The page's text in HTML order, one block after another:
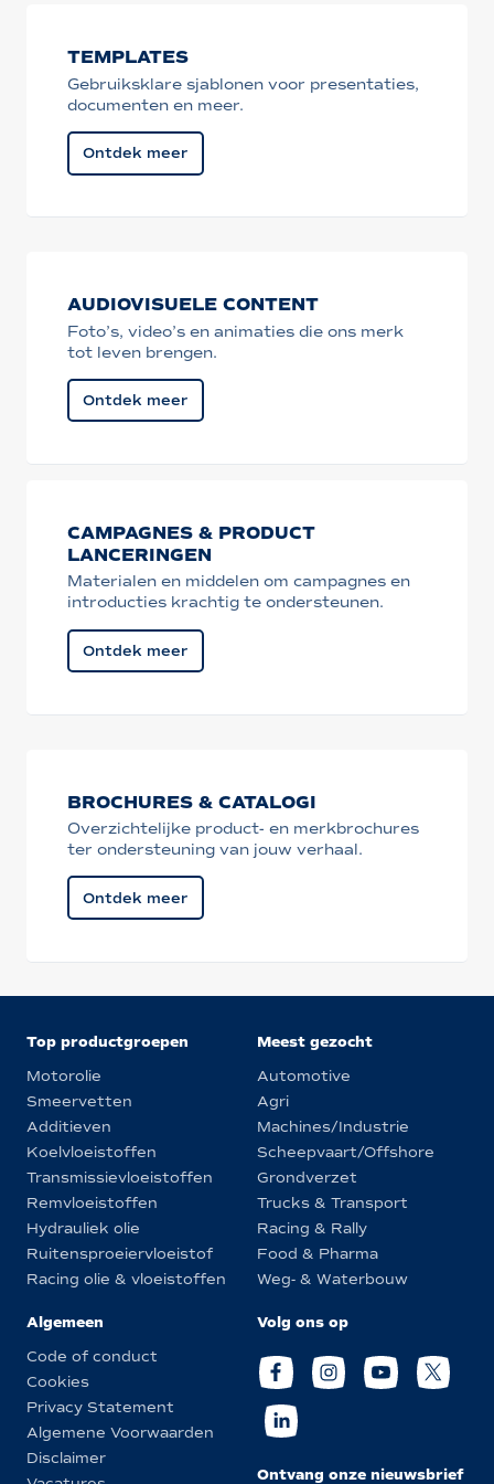
TEMPLATES
Gebruiksklare sjablonen voor presentaties,
documenten en meer.
Ontdek meer
AUDIOVISUELE CONTENT
Foto’s, video’s en animaties die ons merk
tot leven brengen.
Ontdek meer
CAMPAGNES & PRODUCT
LANCERINGEN
Materialen en middelen om campagnes en
introducties krachtig te ondersteunen.
Ontdek meer
BROCHURES & CATALOGI
Overzichtelijke product- en merkbrochures
ter ondersteuning van jouw verhaal.
Ontdek meer
Top productgroepen
Motorolie
Smeervetten
Additieven
Koelvloeistoffen
Transmissievloeistoffen
Remvloeistoffen
Hydrauliek olie
Ruitensproeiervloeistof
Racing olie & vloeistoffen
Meest gezocht
Automotive
Agri
Machines/Industrie
Scheepvaart/Offshore
Grondverzet
Trucks & Transport
Racing & Rally
Food & Pharma
Weg- & Waterbouw
Algemeen
Code of conduct
Cookies
Privacy Statement
Algemene Voorwaarden
Disclaimer
Volg ons op
Ontvang onze nieuwsbrief